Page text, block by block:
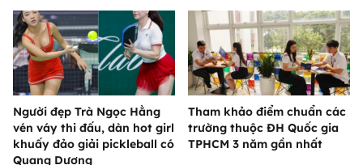
Người đẹp Trà Ngọc Hằng
vén váy thi đấu, dàn hot girl
khuấy đảo giải pickleball có
Quang Dương
Tham khảo điểm chuẩn các
trường thuộc ĐH Quốc gia
TPHCM 3 năm gần nhất